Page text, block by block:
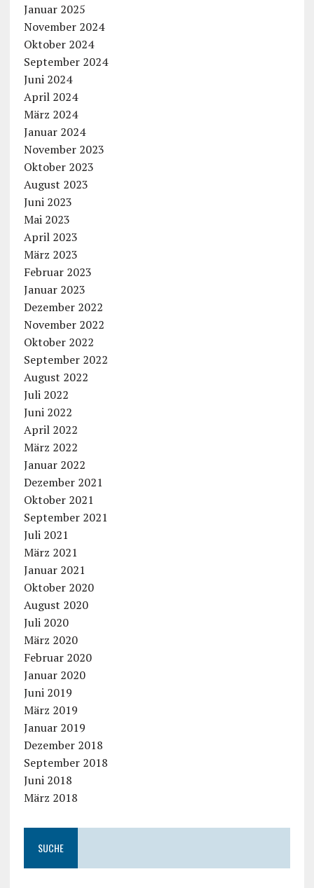
Januar 2025
November 2024
Oktober 2024
September 2024
Juni 2024
April 2024
März 2024
Januar 2024
November 2023
Oktober 2023
August 2023
Juni 2023
Mai 2023
April 2023
März 2023
Februar 2023
Januar 2023
Dezember 2022
November 2022
Oktober 2022
September 2022
August 2022
Juli 2022
Juni 2022
April 2022
März 2022
Januar 2022
Dezember 2021
Oktober 2021
September 2021
Juli 2021
März 2021
Januar 2021
Oktober 2020
August 2020
Juli 2020
März 2020
Februar 2020
Januar 2020
Juni 2019
März 2019
Januar 2019
Dezember 2018
September 2018
Juni 2018
März 2018
SUCHE